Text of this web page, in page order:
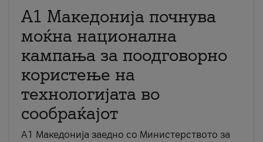
A1 Македонија почнува
моќна национална
кампања за поодговорно
користење на
технологијата во
сообраќајот
A1 Македонија заедно со Министерството за